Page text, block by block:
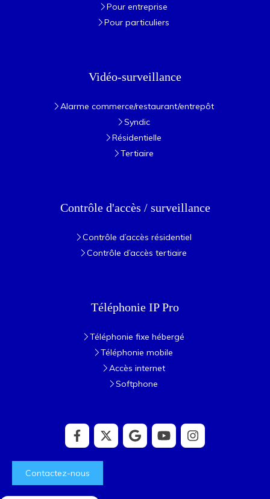
Pour entreprise
Pour particuliers
Vidéo-surveillance
Alarme commerce/restaurant/entrepôt
Syndic
Résidentielle
Tertiaire
Contrôle d'accès / surveillance
Contrôle d’accès résidentiel
Contrôle d’accès tertiaire
Téléphonie IP Pro
Téléphonie fixe hébergé
Téléphonie mobile
Accès internet
Softphone
Contactez-nous